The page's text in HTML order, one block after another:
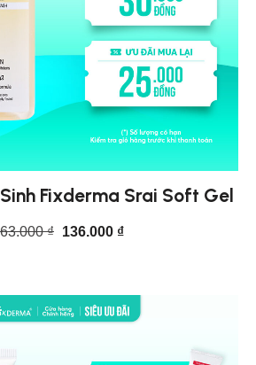
Fixderma Srai Soft Gel
₫ 136.000 ₫